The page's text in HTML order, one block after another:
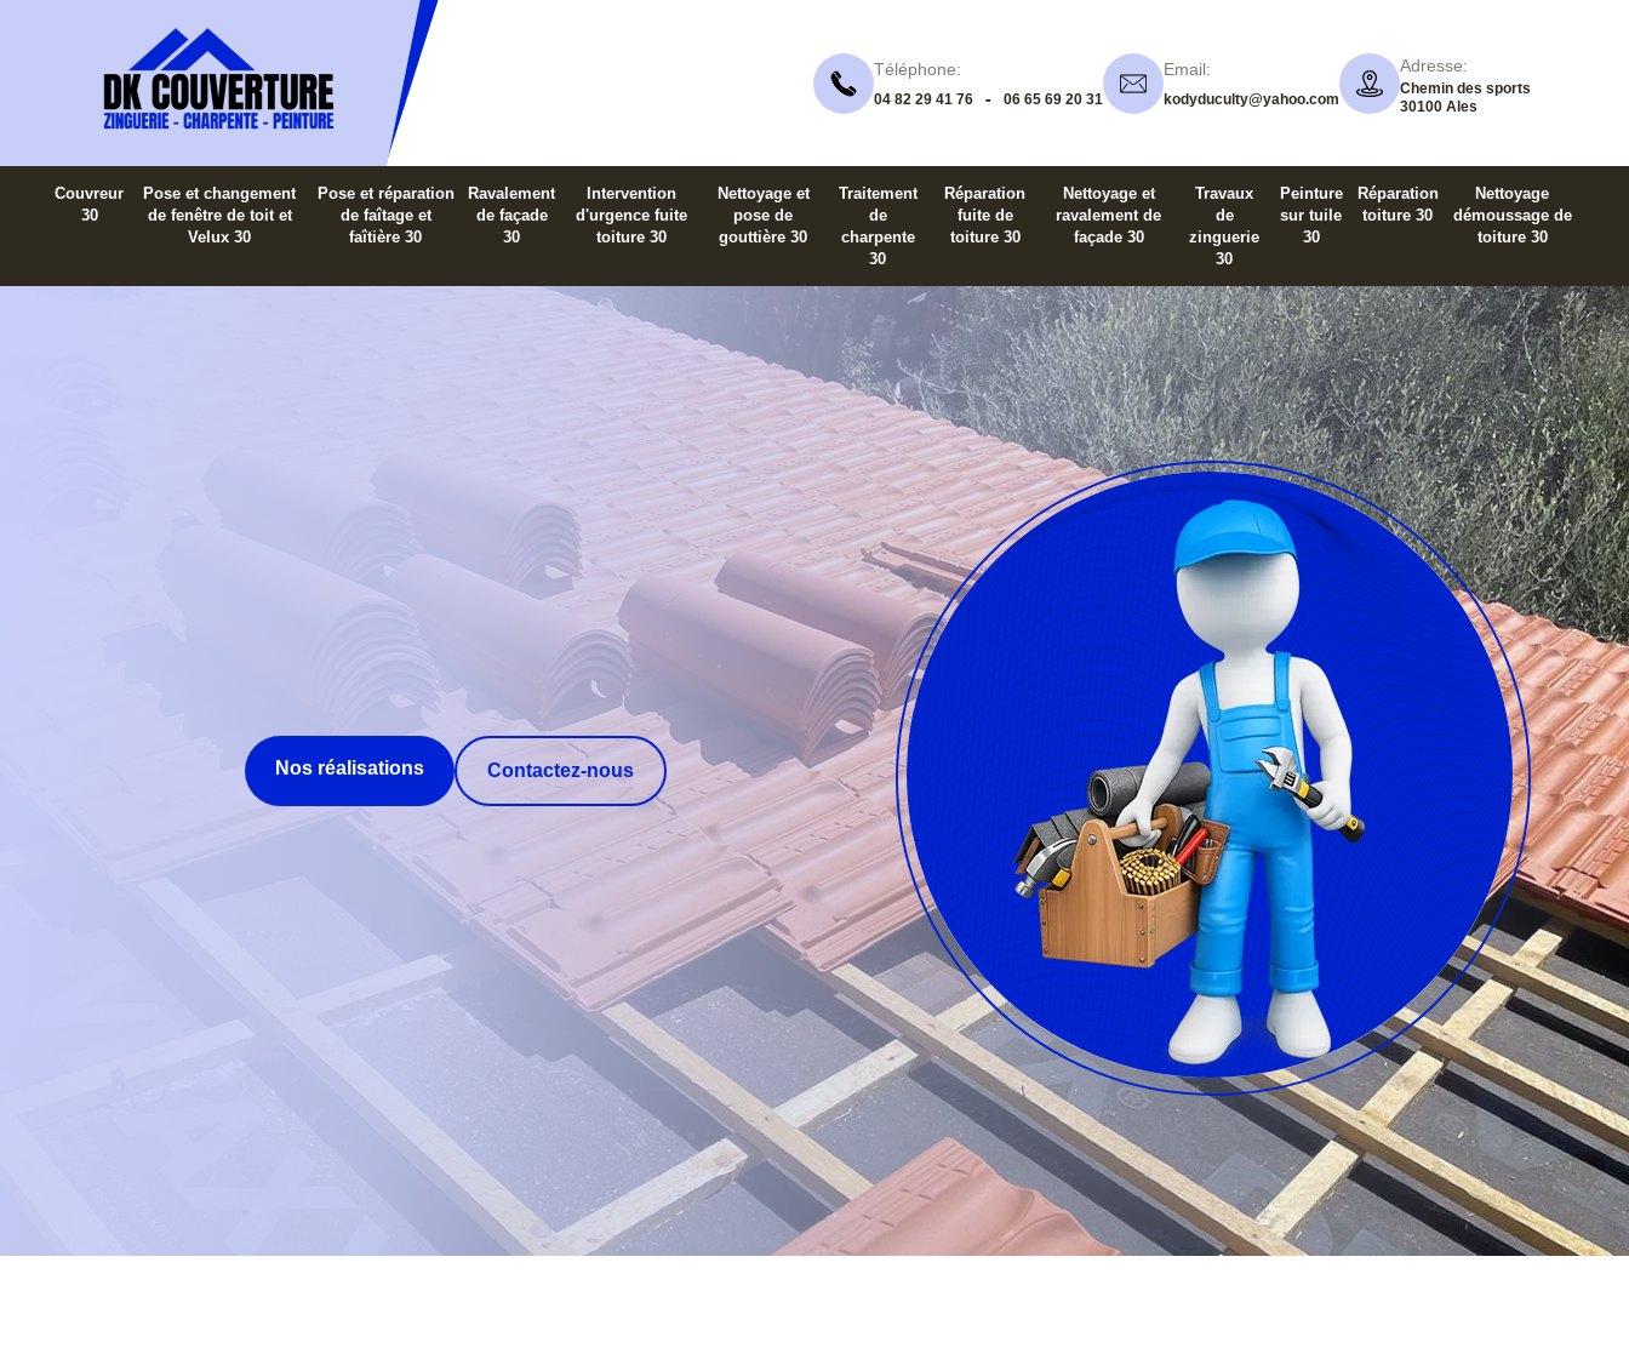
Téléphone:
04 82 29 41 76 - 06 65 69 20 31
Email:
kodyduculty@yahoo.com
Adresse:
Chemin des sports
30100 Ales
Couvreur
30
Pose et changement
de fenêtre de toit et
Velux 30
Pose et réparation
de faîtage et
faîtière 30
Ravalement
de façade
30
Intervention
d'urgence fuite
toiture 30
Nettoyage et
pose de
gouttière 30
Traitement
de
charpente
30
Réparation
fuite de
toiture 30
Nettoyage et
ravalement de
façade 30
Travaux
de
zinguerie
30
Peinture
sur tuile
30
Réparation
toiture 30
Nettoyage
démoussage de
toiture 30
Nos réalisations Contactez-nous